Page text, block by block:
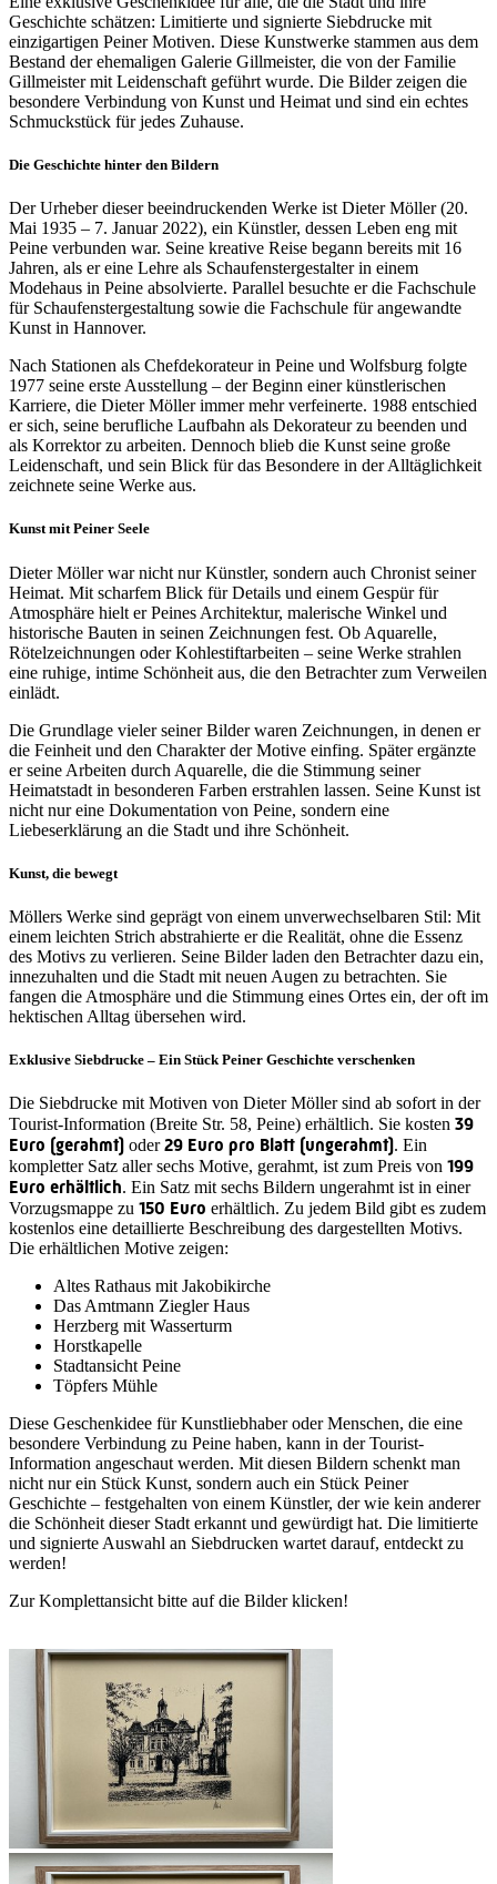
Geschichte schätzen: Limitierte und signierte Siebdrucke mit
einzigartigen Peiner Motiven. Diese Kunstwerke stammen aus dem
Bestand der ehemaligen Galerie Gillmeister, die von der Familie
Gillmeister mit Leidenschaft geführt wurde. Die Bilder zeigen die
besondere Verbindung von Kunst und Heimat und sind ein echtes
Schmuckstück für jedes Zuhause.
Die Geschichte hinter den Bildern
Der Urheber dieser beeindruckenden Werke ist Dieter Möller (20.
Mai 1935 – 7. Januar 2022), ein Künstler, dessen Leben eng mit
Peine verbunden war. Seine kreative Reise begann bereits mit 16
Jahren, als er eine Lehre als Schaufenstergestalter in einem
Modehaus in Peine absolvierte. Parallel besuchte er die Fachschule
für Schaufenstergestaltung sowie die Fachschule für angewandte
Kunst in Hannover.
Nach Stationen als Chefdekorateur in Peine und Wolfsburg folgte
1977 seine erste Ausstellung – der Beginn einer künstlerischen
Karriere, die Dieter Möller immer mehr verfeinerte. 1988 entschied
er sich, seine berufliche Laufbahn als Dekorateur zu beenden und
als Korrektor zu arbeiten. Dennoch blieb die Kunst seine große
Leidenschaft, und sein Blick für das Besondere in der Alltäglichkeit
zeichnete seine Werke aus.
Kunst mit Peiner Seele
Dieter Möller war nicht nur Künstler, sondern auch Chronist seiner
Heimat. Mit scharfem Blick für Details und einem Gespür für
Atmosphäre hielt er Peines Architektur, malerische Winkel und
historische Bauten in seinen Zeichnungen fest. Ob Aquarelle,
Rötelzeichnungen oder Kohlestiftarbeiten – seine Werke strahlen
eine ruhige, intime Schönheit aus, die den Betrachter zum Verweilen
einlädt.
Die Grundlage vieler seiner Bilder waren Zeichnungen, in denen er
die Feinheit und den Charakter der Motive einfing. Später ergänzte
er seine Arbeiten durch Aquarelle, die die Stimmung seiner
Heimatstadt in besonderen Farben erstrahlen lassen. Seine Kunst ist
nicht nur eine Dokumentation von Peine, sondern eine
Liebeserklärung an die Stadt und ihre Schönheit.
Kunst, die bewegt
Möllers Werke sind geprägt von einem unverwechselbaren Stil: Mit
einem leichten Strich abstrahierte er die Realität, ohne die Essenz
des Motivs zu verlieren. Seine Bilder laden den Betrachter dazu ein,
innezuhalten und die Stadt mit neuen Augen zu betrachten. Sie
fangen die Atmosphäre und die Stimmung eines Ortes ein, der oft im
hektischen Alltag übersehen wird.
Exklusive Siebdrucke – Ein Stück Peiner Geschichte verschenken
Die Siebdrucke mit Motiven von Dieter Möller sind ab sofort in der
Tourist-Information (Breite Str. 58, Peine) erhältlich. Sie kosten 39
Euro (gerahmt) oder29 Euro pro Blatt (ungerahmt). Ein
kompletter Satz aller sechs Motive, gerahmt, ist zum Preis von 199
Euro erhältlich. Ein Satz mit sechs Bildern ungerahmt ist in einer
Vorzugsmappe zu 150 Euro erhältlich. Zu jedem Bild gibt es zudem
kostenlos eine detaillierte Beschreibung des dargestellten Motivs.
Die erhältlichen Motive zeigen:
Altes Rathaus mit Jakobikirche
Das Amtmann Ziegler Haus
Herzberg mit Wasserturm
Horstkapelle
Stadtansicht Peine
Töpfers Mühle
Diese Geschenkidee für Kunstliebhaber oder Menschen, die eine
besondere Verbindung zu Peine haben, kann in der Tourist-
Information angeschaut werden. Mit diesen Bildern schenkt man
nicht nur ein Stück Kunst, sondern auch ein Stück Peiner
Geschichte – festgehalten von einem Künstler, der wie kein anderer
die Schönheit dieser Stadt erkannt und gewürdigt hat. Die limitierte
und signierte Auswahl an Siebdrucken wartet darauf, entdeckt zu
werden!
Zur Komplettansicht bitte auf die Bilder klicken!